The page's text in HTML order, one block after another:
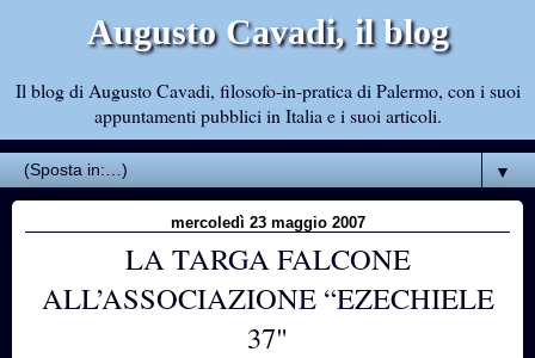
Augusto Cavadi, il blog
Il blog di Augusto Cavadi, filosofo-in-pratica di Palermo, con i suoi
appuntamenti pubblici in Italia e i suoi articoli.
▼
mercoledì 23 maggio 2007
LA TARGA FALCONE
ALL’ASSOCIAZIONE “EZECHIELE
37"